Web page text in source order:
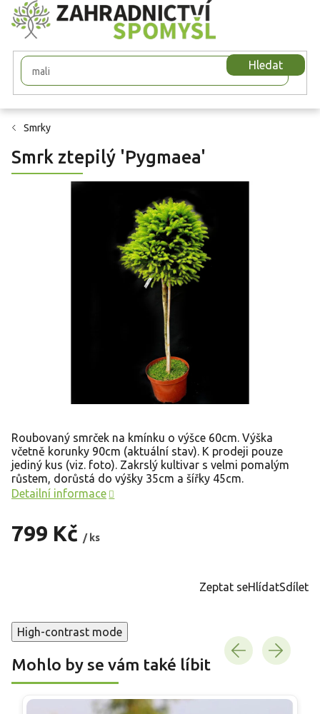
Přejít
na
obsah
Hledat
Smrky
Smrk ztepilý 'Pygmaea'
799 Kč / ks
Roubovaný smrček na kmínku o výšce 60cm. Výška
včetně korunky 90cm (aktuální stav). K prodeji pouze
jediný kus (viz. foto). Zakrslý kultivar s velmi pomalým
růstem, dorůstá do výšky 35cm a šířky 45cm.
Detailní informace
Zeptat seHlídatSdílet
High-contrast mode
Mohlo by se vám také líbit